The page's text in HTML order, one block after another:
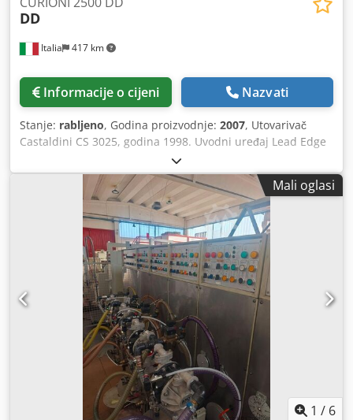
Italia 417 km
DD
Informacije o cijeni Nazvati
Stanje: rabljeno, Godina proizvodnje: 2007, Utovarivač
Castaldini CS 3025, godina 1998. Uvodni uređaj Lead Edge
Extend-o-Feed (SUN AUTOMATION) s rotacijskim pomakom
promjenjivog hoda, 3 reda uvodnih kotača. Neovisni pogon
putem brushless motora • Maksimalna širina arka: 2500
mm 5 FLEXO tiskarskih jedinica “RAFFAELLO” (ispod) sa
stacionarnom bazom – sa zatvorenom komorom noža i
anilox valjcima 1 IR sušionik GT-Technologies na 5. boji
Split Transfer Motorizirana jedinica za rezanje s tri para
vratila Rotacijski probijač (s mogućnošću podizanja za brze
izmjene) Chsdpfx Amjy Tm Uho Aoa Syncro Drive uređaj
Preklopno-ljepljivi stroj s brojačem izvlakača (Ero ljepilica)
Stroj za vezanje paketa Signode ISB1600 Mono, godina
1998. Paletizator Speedy Pau / M1700 Para, godina 1996.
Maksimalna dužina arka: 920 mm Maksimalna dužina arka
sa skip-feedom: 1400 mm Minimalna dužina arka: 280 mm
Maksimalna brzina: 18.000 takti/h (mehanički) Maksimalna
debljina kartona: 8 mm Maksimalna gramatura kartona:
Mali oglasi
1 / 6